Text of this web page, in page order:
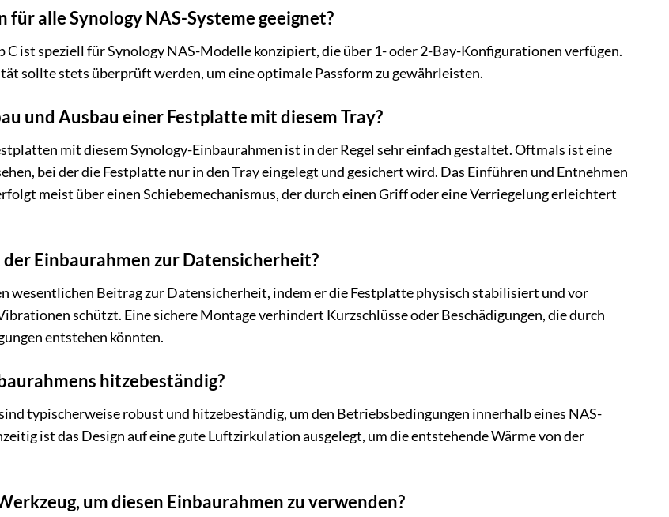
für alle Synology NAS-Systeme geeignet?
C ist speziell für Synology NAS-Modelle konzipiert, die über 1- oder 2-Bay-Konfigurationen verfügen.
sollte stets überprüft werden, um eine optimale Passform zu gewährleisten.
und Ausbau einer Festplatte mit diesem Tray?
mit diesem Synology-Einbaurahmen ist in der Regel sehr einfach gestaltet. Oftmals ist eine
bei der die Festplatte nur in den Tray eingelegt und gesichert wird. Das Einführen und Entnehmen
meist über einen Schiebemechanismus, der durch einen Griff oder eine Verriegelung erleichtert
Einbaurahmen zur Datensicherheit?
wesentlichen Beitrag zur Datensicherheit, indem er die Festplatte physisch stabilisiert und vor
schützt. Eine sichere Montage verhindert Kurzschlüsse oder Beschädigungen, die durch
entstehen könnten.
hitzebeständig?
typischerweise robust und hitzebeständig, um den Betriebsbedingungen innerhalb eines NAS-
ist das Design auf eine gute Luftzirkulation ausgelegt, um die entstehende Wärme von der
um diesen Einbaurahmen zu verwenden?